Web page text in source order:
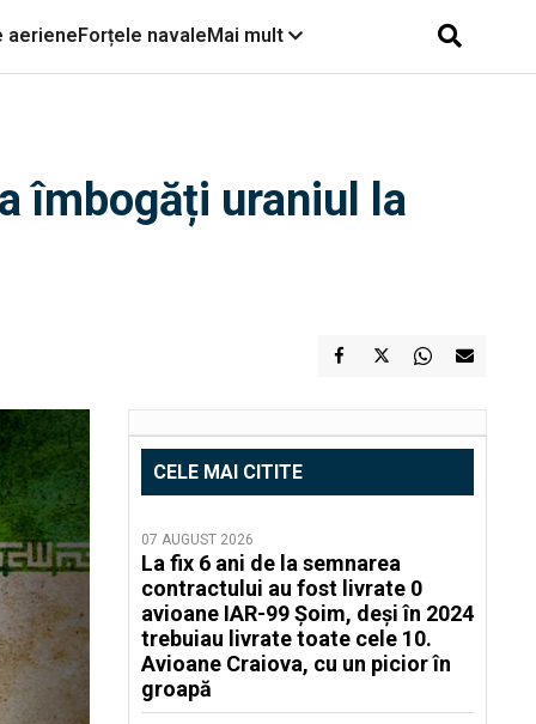
aerieneForțele navaleMai mult
îmbogăți uraniul la
CELE MAI CITITE
07 AUGUST 2026
La fix 6 ani de la semnarea
contractului au fost livrate 0
avioane IAR-99 Șoim, deși în 2024
trebuiau livrate toate cele 10.
Avioane Craiova, cu un picior în
groapă